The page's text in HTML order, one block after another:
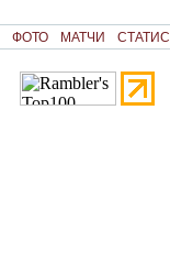
ФОТО МАТЧИ